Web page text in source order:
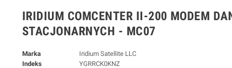
IRIDIUM COMCENTER II-200 MODEM
STACJONARNYCH - MC07
Marka
Iridium Satellite LLC
Indeks
YGRRCK0KNZ